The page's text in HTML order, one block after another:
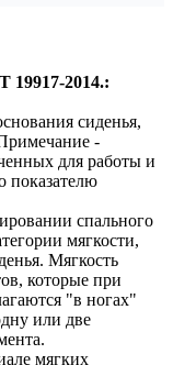
19917-2014.:
сиденья,
-
для работы и
показателю
спального
мягкости,
Мягкость
которые при
"в ногах"
или две
мягких